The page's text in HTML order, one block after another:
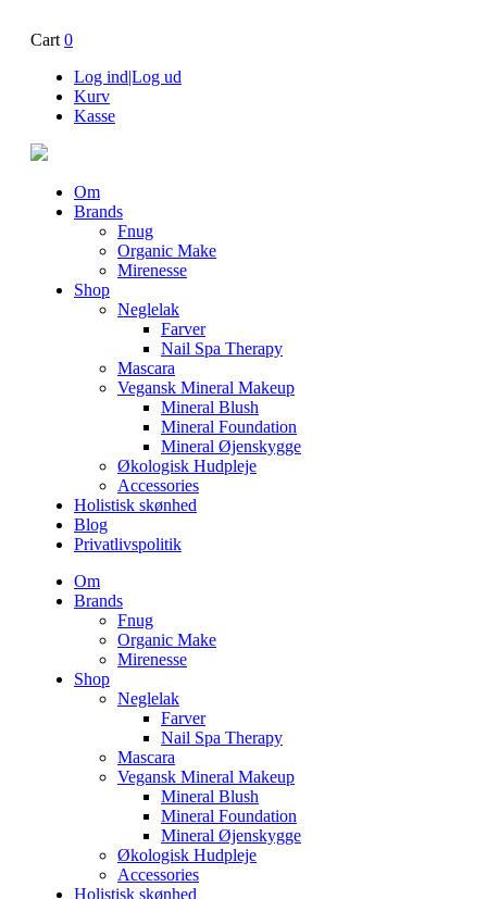
Cart 0
Log ind|Log ud
Kurv
Kasse
Om
Brands
Fnug
Organic Make
Mirenesse
Shop
Neglelak
Farver
Nail Spa Therapy
Mascara
Vegansk Mineral Makeup
Mineral Blush
Mineral Foundation
Mineral Øjenskygge
Økologisk Hudpleje
Accessories
Holistisk skønhed
Blog
Privatlivspolitik
Om
Brands
Fnug
Organic Make
Mirenesse
Shop
Neglelak
Farver
Nail Spa Therapy
Mascara
Vegansk Mineral Makeup
Mineral Blush
Mineral Foundation
Mineral Øjenskygge
Økologisk Hudpleje
Accessories
Holistisk skønhed